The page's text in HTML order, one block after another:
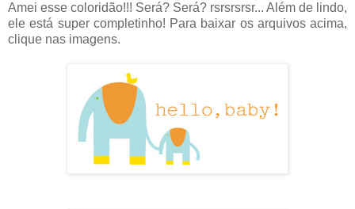
Amei esse coloridão!!! Será? Será? rsrsrsrsr... Além de lindo,
ele está super completinho! Para baixar os arquivos acima,
clique nas imagens.